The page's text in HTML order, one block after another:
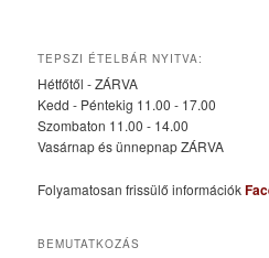
TEPSZI ÉTELBÁR NYITVA:
Hétfőtől - ZÁRVA
Kedd - Péntekig 11.00 - 17.00
Szombaton 11.00 - 14.00
Vasárnap és ünnepnap ZÁRVA
Folyamatosan frissülő információk
BEMUTATKOZÁS